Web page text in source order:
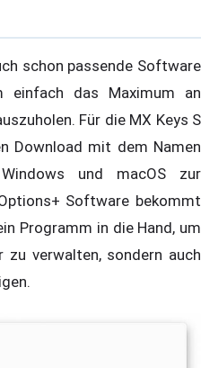
schon passende Software
einfach das Maximum an
Für die MX Keys S
Download mit dem Namen
und macOS zur
Software bekommt
Programm in die Hand, um
verwalten, sondern auch